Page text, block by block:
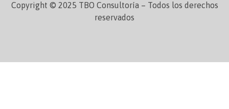
Copyright © 2025 TBO Consultoría – Todos los derechos
reservados